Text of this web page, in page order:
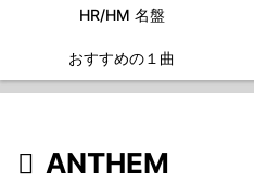
HR/HM 名盤
おすすめの１曲
ANTHEM